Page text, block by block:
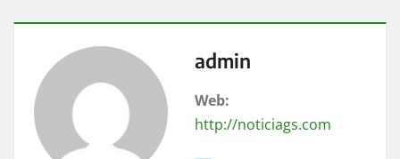
admin
Web:
http://noticiags.com